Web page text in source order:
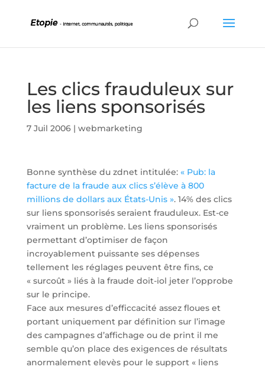
Les clics frauduleux sur
les liens sponsorisés
7 Juil 2006| webmarketing
Bonne synthèse du zdnet intitulée: « Pub: la
facture de la fraude aux clics s’élève à 800
millions de dollars aux États-Unis ». 14% des clics
sur liens sponsorisés seraient frauduleux. Est-ce
vraiment un problème. Les liens sponsorisés
permettant d’optimiser de façon
incroyablement puissante ses dépenses
tellement les réglages peuvent être fins, ce
« surcoût » liés à la fraude doit-iol jeter l’opprobe
sur le principe.
Face aux mesures d’efficcacité assez floues et
portant uniquement par définition sur l’image
des campagnes d’affichage ou de print il me
semble qu’on place des exigences de résultats
anormalement elevès pour le support « liens